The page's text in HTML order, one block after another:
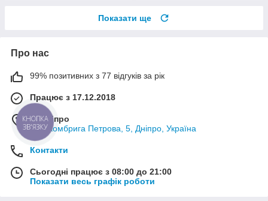
Показати ще
Про нас
99% позитивних з 77 відгуків за рік
Працює з 17.12.2018
м. Дніпро
вул. Комбрига Петрова, 5, Дніпро, Україна
Контакти
Сьогодні працює з 08:00 до 21:00
Показати весь графік роботи